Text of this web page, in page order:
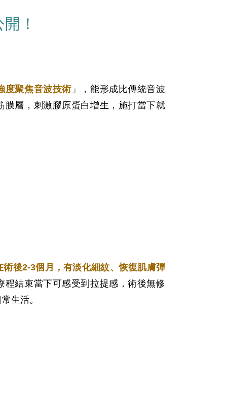
！
度聚焦音波技術」，能形成比傳統音波
膜層，刺激膠原蛋白增生，施打當下就
術後2-3個月，有淡化細紋、恢復肌膚彈
程結束當下可感受到拉提感，術後無修
生活。